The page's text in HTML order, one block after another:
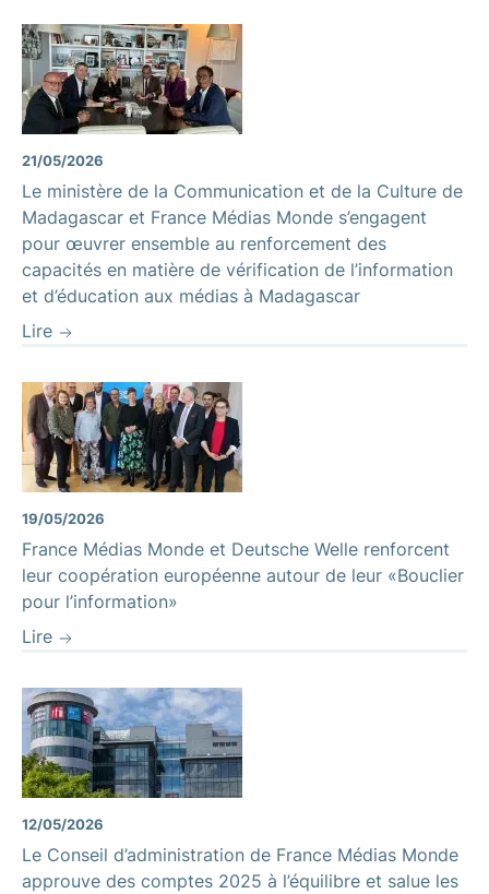
21/05/2026
Le ministère de la Communication et de la Culture de
Madagascar et France Médias Monde s’engagent
pour œuvrer ensemble au renforcement des
capacités en matière de vérification de l’information
et d’éducation aux médias à Madagascar
Lire
19/05/2026
France Médias Monde et Deutsche Welle renforcent
leur coopération européenne autour de leur «Bouclier
pour l’information»
Lire
12/05/2026
Le Conseil d’administration de France Médias Monde
approuve des comptes 2025 à l’équilibre et salue les